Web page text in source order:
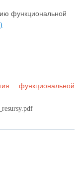
функциональной
функциональной